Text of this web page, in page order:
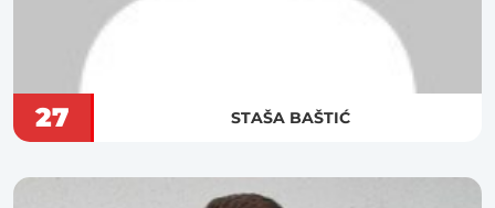
27 STAŠA BAŠTIĆ